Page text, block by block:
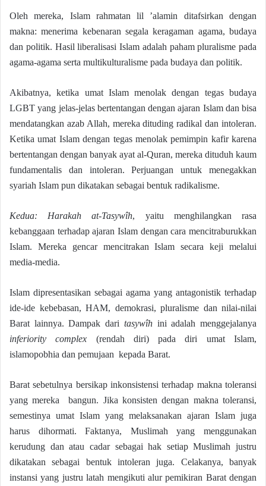
Oleh mereka, Islam rahmatan lil ’alamin ditafsirkan dengan
makna: menerima kebenaran segala keragaman agama, budaya
dan politik. Hasil liberalisasi Islam adalah paham pluralisme pada
agama-agama serta multikulturalisme pada budaya dan politik.
Akibatnya, ketika umat Islam menolak dengan tegas budaya
LGBT yang jelas-jelas bertentangan dengan ajaran Islam dan bisa
mendatangkan azab Allah, mereka dituding radikal dan intoleran.
Ketika umat Islam dengan tegas menolak pemimpin kafir karena
bertentangan dengan banyak ayat al-Quran, mereka dituduh kaum
fundamentalis dan intoleran. Perjuangan untuk menegakkan
syariah Islam pun dikatakan sebagai bentuk radikalisme.
Kedua: Harakah at-Tasywîh, yaitu menghilangkan rasa
kebanggaan terhadap ajaran Islam dengan cara mencitraburukkan
Islam. Mereka gencar mencitrakan Islam secara keji melalui
media-media.
Islam dipresentasikan sebagai agama yang antagonistik terhadap
ide-ide kebebasan, HAM, demokrasi, pluralisme dan nilai-nilai
Barat lainnya. Dampak dari tasywîhini adalah menggejalanya
inferiority complex (rendah diri) pada diri umat Islam,
islamopobhia dan pemujaan kepada Barat.
Barat sebetulnya bersikap inkonsistensi terhadap makna toleransi
yang mereka bangun. Jika konsisten dengan makna toleransi,
semestinya umat Islam yang melaksanakan ajaran Islam juga
harus dihormati. Faktanya, Muslimah yang menggunakan
kerudung dan atau cadar sebagai hak setiap Muslimah justru
dikatakan sebagai bentuk intoleran juga. Celakanya, banyak
instansi yang justru latah mengikuti alur pemikiran Barat dengan